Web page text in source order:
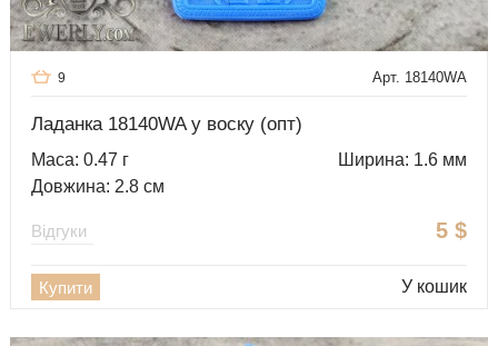
Арт. 18140WA
9
Ладанка 18140WA у воску (опт)
Маса: 0.47 г
Ширина: 1.6 мм
Довжина: 2.8 см
5 $
Відгуки
Купити У кошик